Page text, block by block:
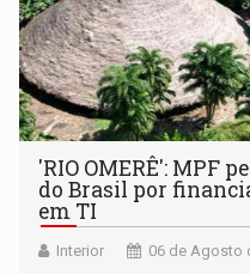
'RIO OMERÊ': MPF
do Brasil por
em TI
Interior 06 de Agosto